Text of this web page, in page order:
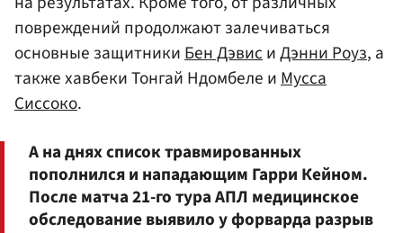
повреждений продолжают залечиваться
основные защитникиБен ДэвисиДэнни Роуз, а
также хавбеки Тонгай Ндомбеле иМусса
Сиссоко.
А на днях список травмированных
пополнился и нападающим Гарри Кейном.
После матча 21-го тура АПЛ медицинское
обследование выявило у форварда разрыв